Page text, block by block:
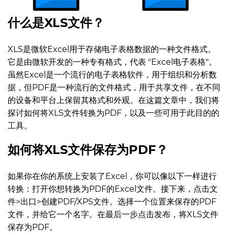
什么是XLS文件？
XLS是微软Excel用于存储电子表格数据的一种文件格式。
它是由微软开发的一种专有格式，代表 "Excel电子表格"。
虽然Excel是一个流行的电子表格软件，用于组织和分析数
据，但PDF是一种流行的文件格式，用于共享文件，在不同
的设备和平台上保留其格式和外观。在这篇文章中，我们将
探讨如何将XLS文件转换为PDF，以及一些可用于此目的的
工具。
如何将XLS文件保存为PDF？
如果你在你的系统上安装了Excel，你可以像以下一样进行
转换：打开你想转换为PDF的Excel文件。接下来，点击文
件>出口>创建PDF/XPS文件。选择一个位置来保存的PDF
文件，并给它一个名字。在最后一步点击发布，将XLS文件
保存为PDF。